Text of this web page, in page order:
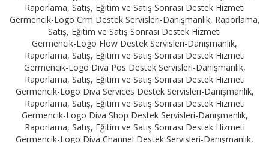
Raporlama, Satış, Eğitim ve Satış Sonrası Destek Hizmeti
Germencik-Logo Crm Destek Servisleri-Danışmanlık, Raporlama,
Satış, Eğitim ve Satış Sonrası Destek Hizmeti
Germencik-Logo Flow Destek Servisleri-Danışmanlık,
Raporlama, Satış, Eğitim ve Satış Sonrası Destek Hizmeti
Germencik-Logo Diva Pos Destek Servisleri-Danışmanlık,
Raporlama, Satış, Eğitim ve Satış Sonrası Destek Hizmeti
Germencik-Logo Diva Services Destek Servisleri-Danışmanlık,
Raporlama, Satış, Eğitim ve Satış Sonrası Destek Hizmeti
Germencik-Logo Diva Shop Destek Servisleri-Danışmanlık,
Raporlama, Satış, Eğitim ve Satış Sonrası Destek Hizmeti
Germencik-Logo Diva Channel Destek Servisleri-Danışmanlık,